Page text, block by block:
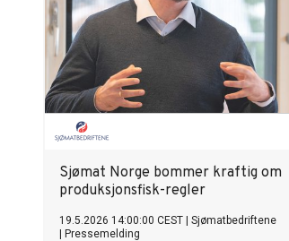
Sjømat Norge bommer kraftig om
produksjonsfisk-regler
19.5.2026 14:00:00 CEST
Sjømatbedriftene
Pressemelding